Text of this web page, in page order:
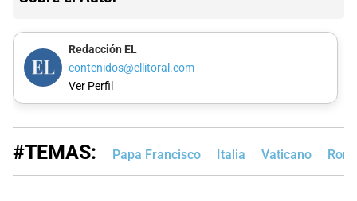
Redacción EL
contenidos@ellitoral.com
Ver Perfil
#TEMAS: Papa Francisco Italia Vaticano